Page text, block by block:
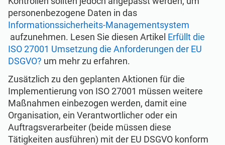
personenbezogene Daten in das
Informationssicherheits-Managementsystem
aufzunehmen. Lesen Sie diesen Artikel Erfüllt die
ISO 27001 Umsetzung die Anforderungen der EU
DSGVO? um mehr zu erfahren.
Zusätzlich zu den geplanten Aktionen für die
Implementierung von ISO 27001 müssen weitere
Maßnahmen einbezogen werden, damit eine
Organisation, ein Verantwortlicher oder ein
Auftragsverarbeiter (beide müssen diese
Tätigkeiten ausführen) mit der EU DSGVO konform